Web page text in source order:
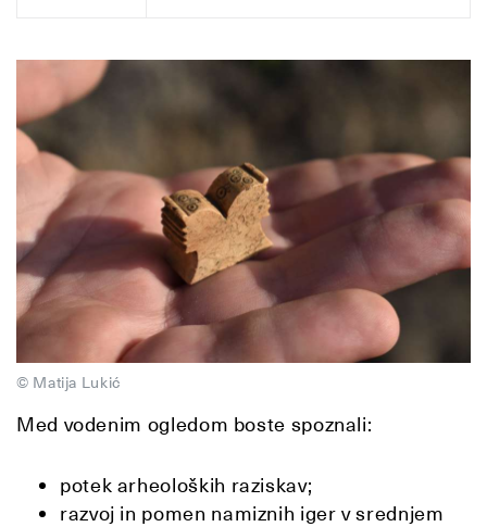
© Matija Lukić
Med vodenim ogledom boste spoznali:
potek arheoloških raziskav;
razvoj in pomen namiznih iger v srednjem